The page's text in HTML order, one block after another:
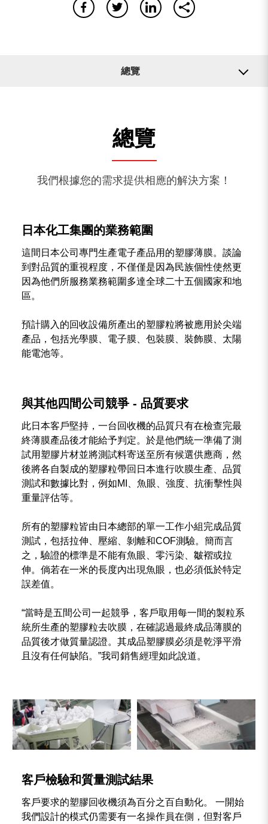
搜尋成果
字。再次搜尋
總覽
相關機器
總覽
我們根據您的需求提供相應的解決方案！
日本化工集團的業務範圍
這間日本公司專門生產電子產品用的塑膠薄膜。談論
到對品質的重視程度，不僅僅是因為民族個性使然更
因為他們所服務業務範圍多達全球二十五個國家和地
區。
預計購入的回收設備所產出的塑膠粒將被應用於尖端
產品，包括光學膜、電子膜、包裝膜、裝飾膜、太陽
能電池等。
與其他四間公司競爭 - 品質要求
此日本客戶堅持，一台回收機的品質只有在檢查完最
終薄膜產品後才能給予判定。於是他們統一準備了測
試用塑膠片材並將測試料寄送至所有候選供應商，然
後將各自製成的塑膠粒帶回日本進行吹膜生產、品質
測試和數據比對，例如MI、魚眼、強度、抗衝擊性與
重量評估等。
所有的塑膠粒皆由日本總部的單一工作小組完成品質
測試，包括拉伸、壓縮、剝離和COF測驗。簡而言
之，驗證的標準是不能有魚眼、零污染、皺褶或拉
伸。倘若在一米的長度內出現魚眼，也必須低於特定
誤差值。
“當時是五間公司一起競爭，客戶取用每一間的製粒系
統所生產的塑膠粒去吹膜，在確認過最終成品薄膜的
品質後才做質量認證。其成品塑膠膜必須是乾淨平滑
且沒有任何缺陷。”我司銷售經理如此說道。
客戶檢驗和質量測試結果
客戶要求的塑膠回收機須為百分之百自動化。 一開始
我們設計的模式仍需要有一名操作員在側，但對客戶